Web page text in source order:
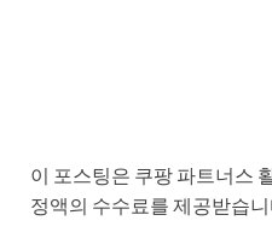
이 포스팅은 쿠팡 파트너스
정액의 수수료를 제공받습